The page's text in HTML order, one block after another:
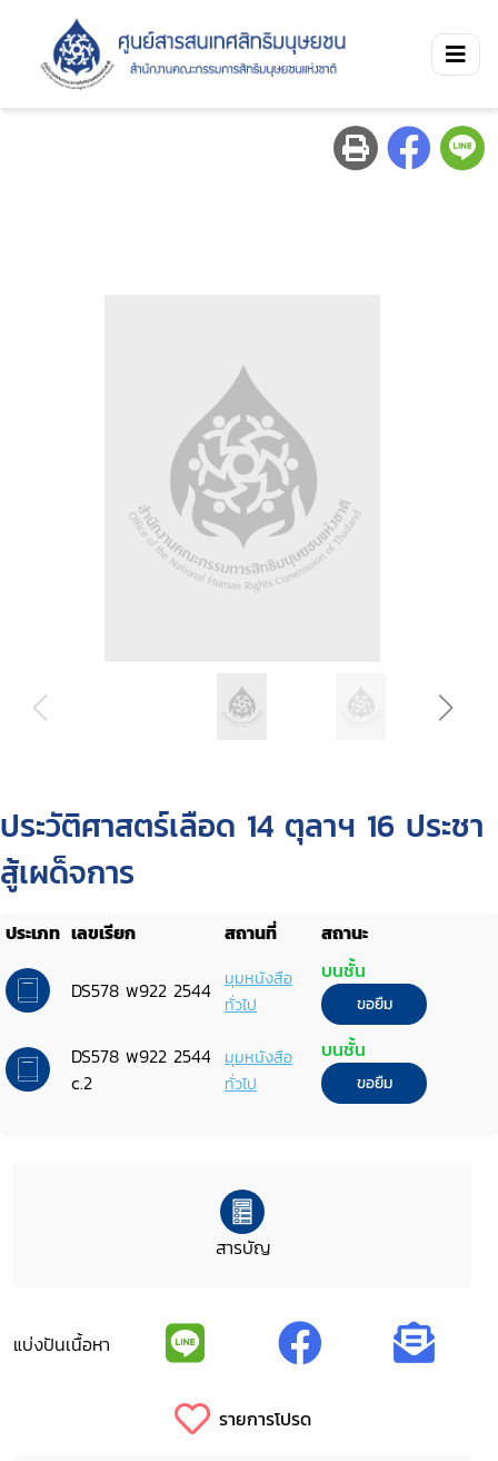
ประวัติศาสตร์เลือด 14 ตุลาฯ 16 ประชา
สู้เผด็จการ
ประเภท เลขเรียก สถานที่ สถานะ
DS578 พ922 2544 มุมหนังสือ
ทั่วไป
บนชั้น
ขอยืม
DS578 พ922 2544
c.2
มุมหนังสือ
ทั่วไป
บนชั้น
ขอยืม
สารบัญ
แบ่งปันเนื้อหา
รายการโปรด